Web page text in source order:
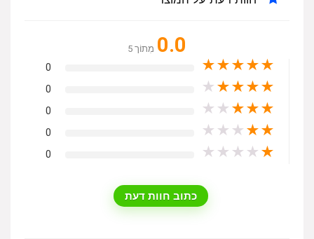
0.0 מִתוֹך 5
★
★
★
★
★
0
★
★
★
★
★
0
★
★
★
★
★
0
★
★
★
★
★
0
★
★
★
★
★
0
כתוב חוות דעת